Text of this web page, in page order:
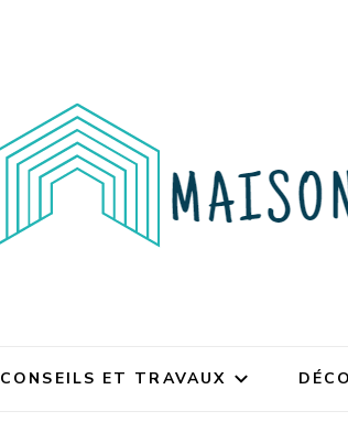
CONSEILS ET TRAVAUX